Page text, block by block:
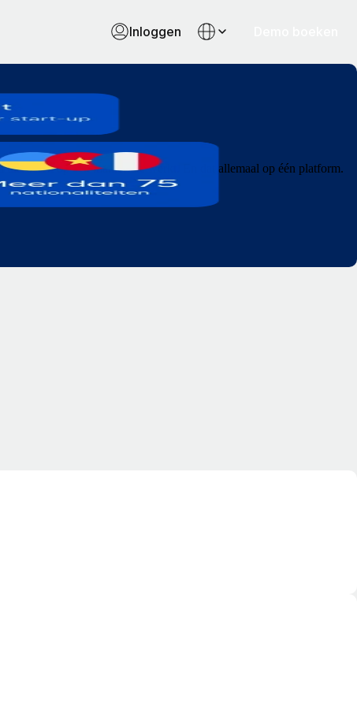
Inloggen
op een manier die werkt. En dat allemaal op één platform.